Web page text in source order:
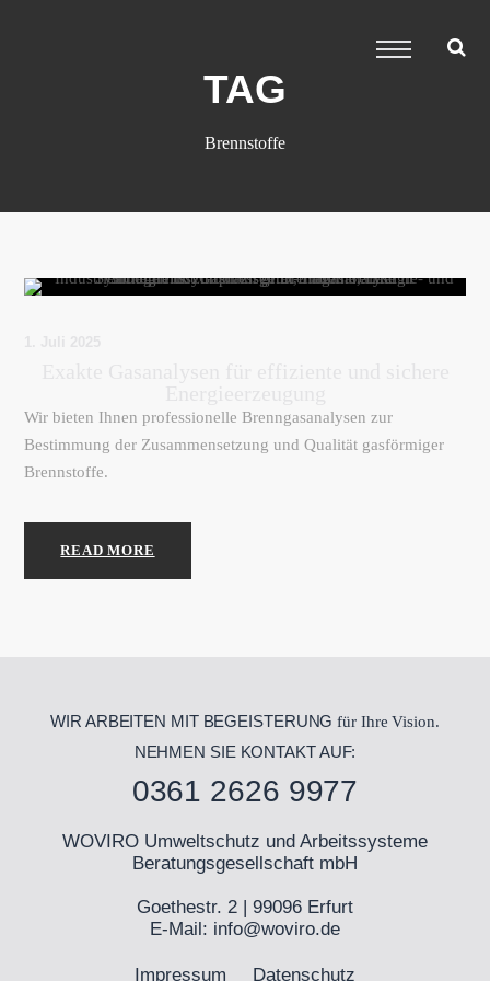
TAG
Brennstoffe
Wir bieten Ihnen professionelle Brenngasanalysen zur
Bestimmung der Zusammensetzung und Qualität gasförmiger
Brennstoffe.
READ MORE
WIR ARBEITEN MIT BEGEISTERUNGfür Ihre Vision.
NEHMEN SIE KONTAKT AUF:
0361 2626 9977
WOVIRO Umweltschutz und Arbeitssysteme
Beratungsgesellschaft mbH
Goethestr. 2 | 99096 Erfurt
E-Mail: info@woviro.de
Impressum Datenschutz